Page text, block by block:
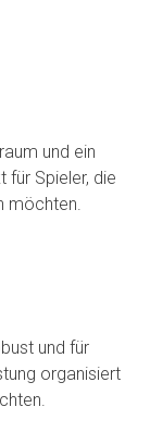
und ein
für Spieler, die
möchten.
und für
organisiert